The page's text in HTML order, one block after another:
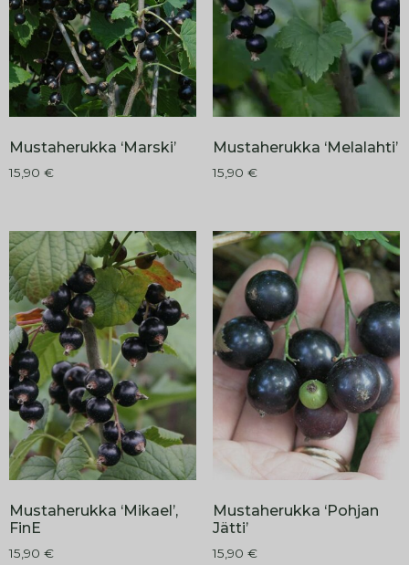
Mustaherukka ‘Marski’
15,90 €
Mustaherukka ‘Melalahti’
15,90 €
Mustaherukka ‘Mikael’,
FinE
15,90 €
Mustaherukka ‘Pohjan
Jätti’
15,90 €